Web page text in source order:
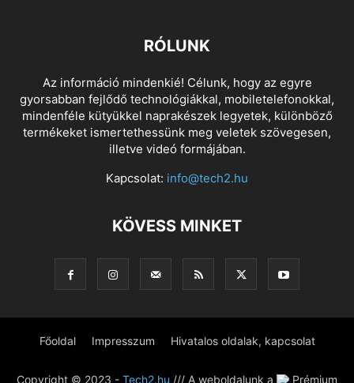
RÓLUNK
Az információ mindenkié! Célunk, hogy az egyre
gyorsabban fejlődő technológiákkal, mobiletelefonokkal,
mindenféle kütyükkel naprakészek legyetek, különböző
termékeket ismertethessünk meg veletek szövegesen,
illetve videó formájában.
Kapcsolat: info@tech2.hu
KÖVESS MINKET
Főoldal Impresszum Hivatalos oldalak, kapcsolat
Copyright © 2023 - Tech2.hu /// A weboldalunk a Prémium